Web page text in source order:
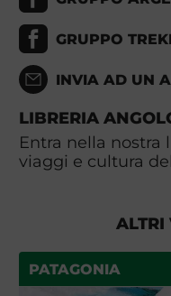
GRUPPO
INVIA AD UN
LIBRERIA
Entra nella nostra
viaggi e cultura
ALTRI
PATAGONIA